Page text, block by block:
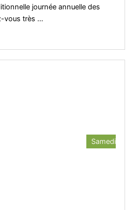
journée annuelle des
vous très ...
Samedi